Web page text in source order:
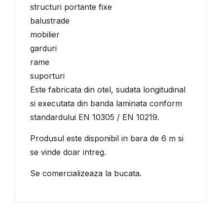
structuri portante fixe
balustrade
mobilier
garduri
rame
suporturi
Este fabricata din otel, sudata longitudinal
si executata din banda laminata conform
standardului EN 10305 / EN 10219.
Produsul este disponibil in bara de 6 m si
se vinde doar intreg.
Se comercializeaza la bucata.